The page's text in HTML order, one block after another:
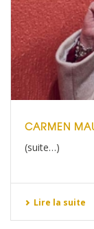
CARMEN
(suite…)
Lire la suite